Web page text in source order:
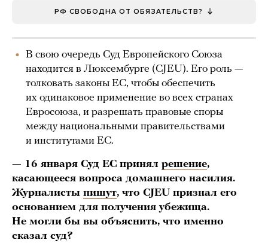
РФ СВОБОДНА ОТ ОБЯЗАТЕЛЬСТВ?
В свою очередь Суд Европейского Союза
находится в Люксембурге (CJEU). Его роль —
толковать законы ЕС, чтобы обеспечить
их одинаковое применение во всех странах
Евросоюза, и разрешать правовые споры
между национальными правительствами
и институтами ЕС.
— 16 января Суд ЕС принял решение,
касающееся вопроса домашнего насилия.
Журналисты пишут, что CJEU признал его
основанием для получения убежища.
Не могли бы вы объяснить, что именно
сказал суд?